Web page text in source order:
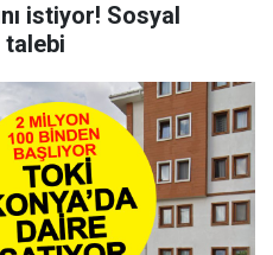
istiyor! Sosyal